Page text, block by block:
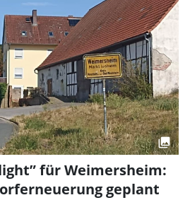
für Weimersheim:
geplant